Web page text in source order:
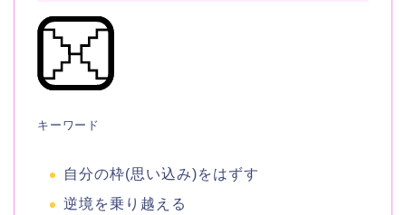
キーワード
自分の枠(思い込み)をはずす
逆境を乗り越える